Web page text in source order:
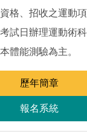
格、招收之運動
試日辦理運動術
體能測驗為主。
歷年簡章
報名系統